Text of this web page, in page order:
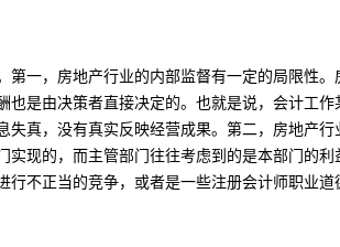
一，房地产行业的内部监督有一定的局限性
是由决策者直接决定的。也就是说，会计工
真，没有真实反映经营成果。第二，房地产
现的，而主管部门往往考虑到的是本部门的
不正当的竞争，或者是一些注册会计师职业